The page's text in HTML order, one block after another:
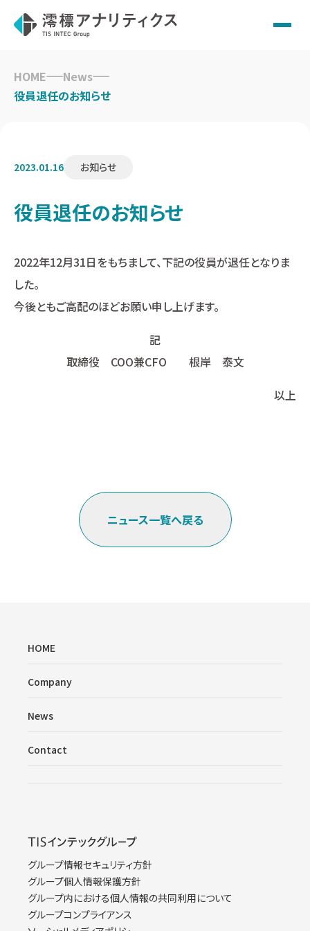
content
HOME
News
役員退任のお知らせ
2023.01.16 お知らせ
役員退任のお知らせ
2022年12月31日をもちまして、下記の役員が退任となりま
した。
今後ともご高配のほどお願い申し上げます。
記
取締役 COO兼CFO 根岸 泰文
以上
ニュース一覧へ戻る
HOME
Company
News
Contact
グループ情報セキュリティ方針
グループ個人情報保護方針
グループ内における個人情報の共同利用について
グループコンプライアンス